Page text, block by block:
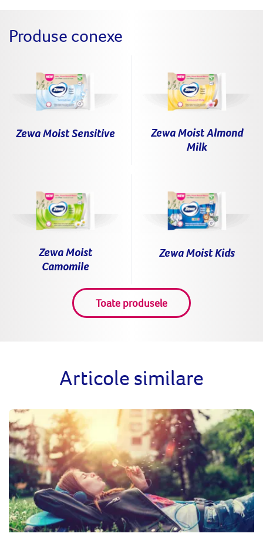
Produse conexe
Zewa Moist Sensitive
Zewa Moist Almond
Milk
Zewa Moist
Camomile
Zewa Moist Kids
Toate produsele
Articole similare